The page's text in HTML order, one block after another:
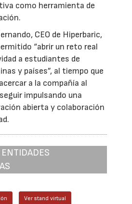
como herramienta de
CEO de Hiperbaric,
“abrir un reto real
a estudiantes de
y países”, al tiempo que
a la compañía al
impulsando una
abierta y colaboración
Ver stand virtual